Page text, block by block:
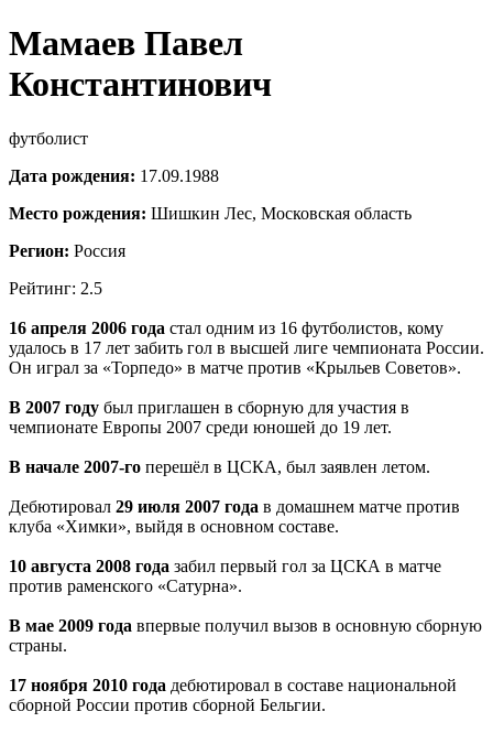
Мамаев Павел
Константинович
футболист
Дата рождения: 17.09.1988
Место рождения: Шишкин Лес, Московская область
Регион: Россия
Рейтинг: 2.5
16 апреля 2006 года стал одним из 16 футболистов, кому
удалось в 17 лет забить гол в высшей лиге чемпионата России.
Он играл за «Торпедо» в матче против «Крыльев Советов».
В 2007 году был приглашен в сборную для участия в
чемпионате Европы 2007 среди юношей до 19 лет.
В начале 2007-го перешёл в ЦСКА, был заявлен летом.
Дебютировал 29 июля 2007 года в домашнем матче против
клуба «Химки», выйдя в основном составе.
10 августа 2008 года забил первый гол за ЦСКА в матче
против раменского «Сатурна».
В мае 2009 года впервые получил вызов в основную сборную
страны.
17 ноября 2010 года дебютировал в составе национальной
сборной России против сборной Бельгии.